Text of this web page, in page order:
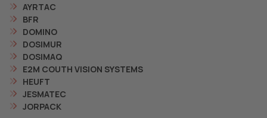
AYRTAC
BFR
DOMINO
DOSIMUR
DOSIMAQ
E2M COUTH VISION SYSTEMS
HEUFT
JESMATEC
JORPACK